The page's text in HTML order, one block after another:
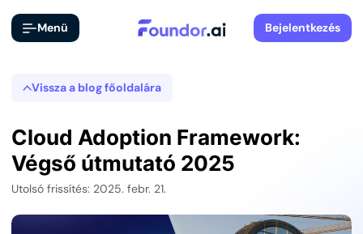
Menü Bejelentkezés
Vissza a blog főoldalára
Cloud Adoption Framework:
Végső útmutató 2025
Utolsó frissítés: 2025. febr. 21.